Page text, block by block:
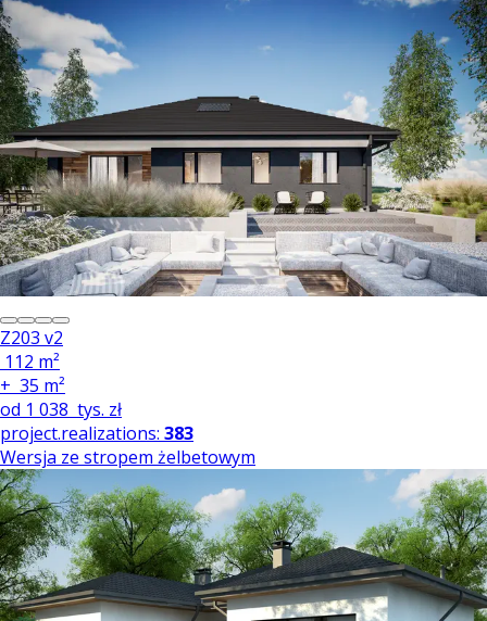
Z203 v2
112 m²
+ 35 m²
od 1 038 tys. zł
project.realizations: 383
Wersja ze stropem żelbetowym